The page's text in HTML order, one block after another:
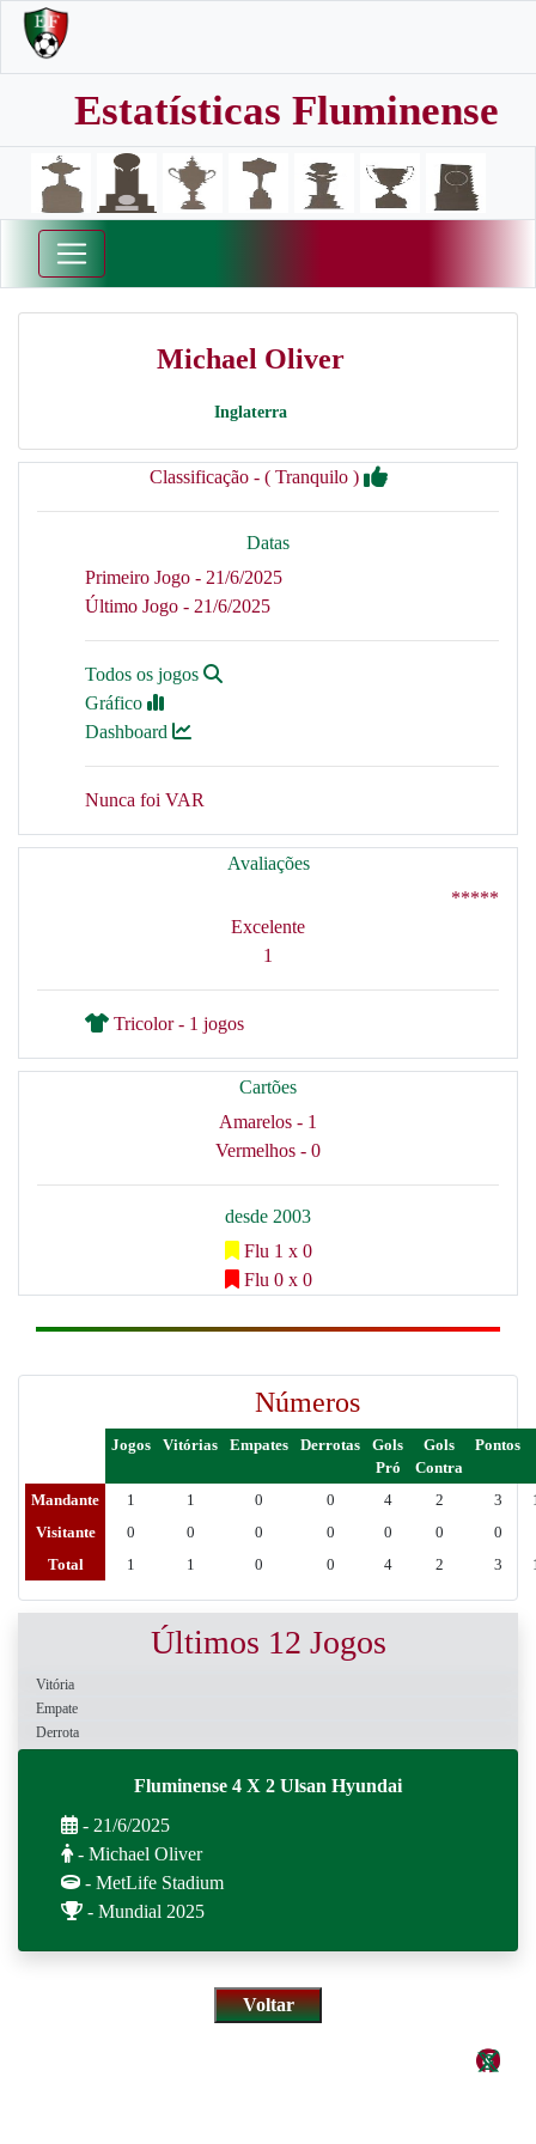
Estatísticas Fluminense
Michael Oliver
Inglaterra
Classificação - ( Tranquilo )
Datas
Primeiro Jogo - 21/6/2025
Último Jogo - 21/6/2025
Todos os jogos
Gráfico
Dashboard
Nunca foi VAR
Avaliações
*****
Excelente
1
Tricolor - 1 jogos
Cartões
Amarelos - 1
Vermelhos - 0
desde 2003
Flu 1 x 0
Flu 0 x 0
Números
Jogos Vitórias Empates Derrotas
Gols
Pró
Gols
Contra
Pontos
Mandante 1 1 0 0 4 2 3
Visitante
0 0 0 0 0 0
0
Total
1 1 0 0 4 2 3
Últimos 12 Jogos
Vitória
Empate
Derrota
Fluminense 4 X 2 Ulsan Hyundai
- 21/6/2025
- Michael Oliver
- MetLife Stadium
- Mundial 2025